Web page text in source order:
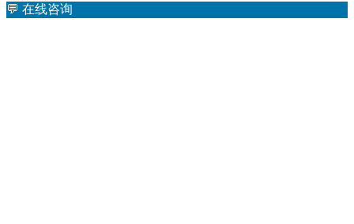
💬 在线咨询